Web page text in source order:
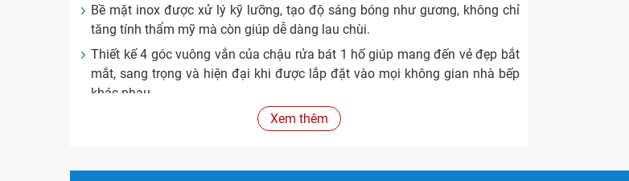
Bề mặt inox được xử lý kỹ lưỡng, tạo độ sáng bóng như gương, không chỉ
tăng tính thẩm mỹ mà còn giúp dễ dàng lau chùi.
Thiết kế 4 góc vuông vắn của chậu rửa bát 1 hố giúp mang đến vẻ đẹp bắt
mắt, sang trọng và hiện đại khi được lắp đặt vào mọi không gian nhà bếp
khác nhau.
Lớp phủ chống ồn giúp giảm tiếng khi bạn đánh rơi đồ vật xuống lòng
Đánh giá chất lượng và cạnh tranh của sản phẩm
Xem thêm